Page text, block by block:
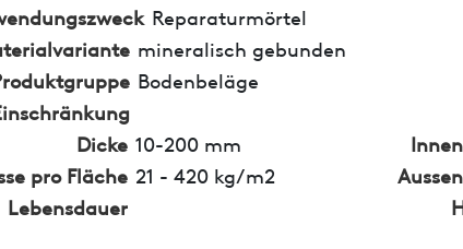
Reparaturmörtel
mineralisch gebunden
Bodenbeläge
Dicke 10-200 mm
pro Fläche 21 - 420 kg/m2
Lebensdauer